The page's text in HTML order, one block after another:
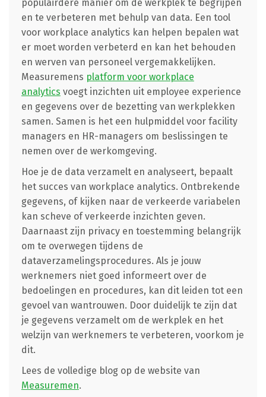
populairdere manier om de werkplek te begrijpen
en te verbeteren met behulp van data. Een tool
voor workplace analytics kan helpen bepalen wat
er moet worden verbeterd en kan het behouden
en werven van personeel vergemakkelijken.
Measuremens platform voor workplace
analytics voegt inzichten uit employee experience
en gegevens over de bezetting van werkplekken
samen. Samen is het een hulpmiddel voor facility
managers en HR-managers om beslissingen te
nemen over de werkomgeving.
Hoe je de data verzamelt en analyseert, bepaalt
het succes van workplace analytics. Ontbrekende
gegevens, of kijken naar de verkeerde variabelen
kan scheve of verkeerde inzichten geven.
Daarnaast zijn privacy en toestemming belangrijk
om te overwegen tijdens de
dataverzamelingsprocedures. Als je jouw
werknemers niet goed informeert over de
bedoelingen en procedures, kan dit leiden tot een
gevoel van wantrouwen. Door duidelijk te zijn dat
je gegevens verzamelt om de werkplek en het
welzijn van werknemers te verbeteren, voorkom je
dit.
Lees de volledige blog op de website van
Measuremen.